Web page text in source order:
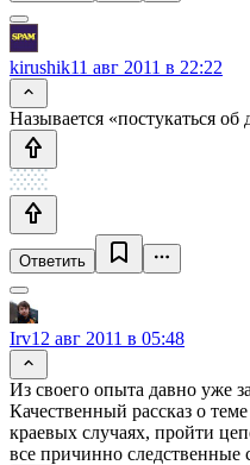
kirushik11 авг 2011 в 22:22
Называется «постукаться об
Ответить
Irv12 авг 2011 в 05:48
Из своего опыта давно уже
Качественный рассказ о
краевых случаях, пройти
все причинно следственные